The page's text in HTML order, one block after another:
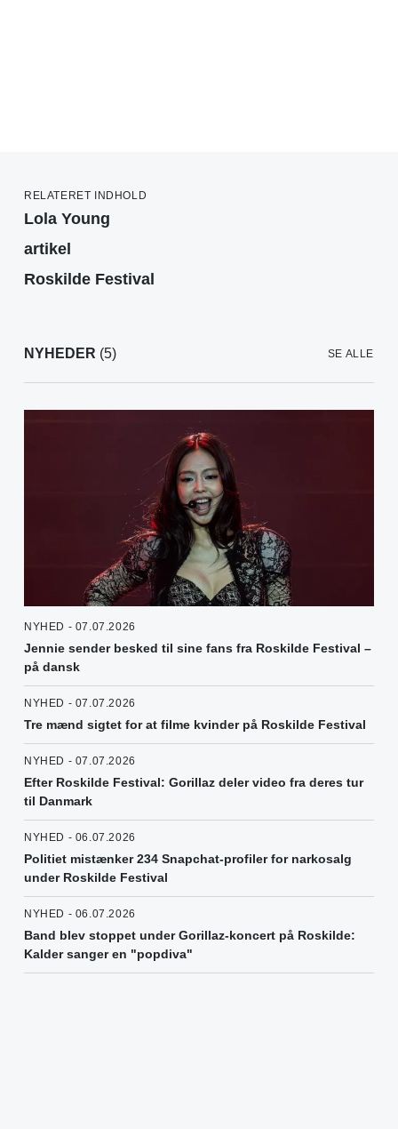
RELATERET INDHOLD
Lola Young
artikel
Roskilde Festival
NYHEDER (5) SE ALLE
NYHED - 07.07.2026
Jennie sender besked til sine fans fra Roskilde Festival –
på dansk
NYHED - 07.07.2026
Tre mænd sigtet for at filme kvinder på Roskilde Festival
NYHED - 07.07.2026
Efter Roskilde Festival: Gorillaz deler video fra deres tur
til Danmark
NYHED - 06.07.2026
Politiet mistænker 234 Snapchat-profiler for narkosalg
under Roskilde Festival
NYHED - 06.07.2026
Band blev stoppet under Gorillaz-koncert på Roskilde:
Kalder sanger en "popdiva"